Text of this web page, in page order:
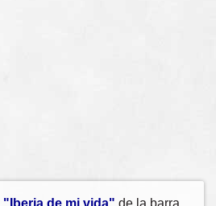
"Iberia de mi vida" de la barra